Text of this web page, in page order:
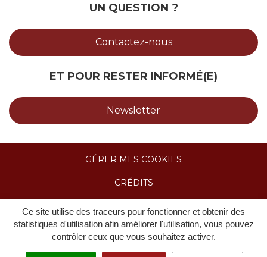
Ce site utilise des traceurs pour fonctionner et obtenir des
statistiques d'utilisation afin améliorer l'utilisation, vous pouvez
contrôler ceux que vous souhaitez activer.
UN QUESTION ?
Contactez-nous
ET POUR RESTER INFORMÉ(E)
Newsletter
GÉRER MES COOKIES
CRÉDITS
MENTIONS LÉGALES & POLITIQUE DE
CONFIDENTIALITÉ
ACCESSIBILITÉ